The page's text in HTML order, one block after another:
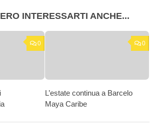
INTERESSARTI ANCHE...
0 0
L’estate continua a Barcelo
Maya Caribe